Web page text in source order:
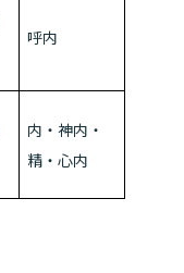
呼内
内・神内・
精・心内